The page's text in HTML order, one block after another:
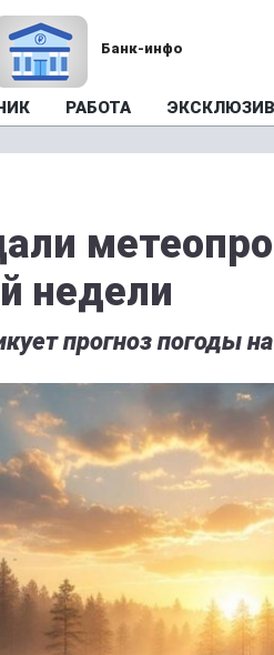
Банк-инфо
РАБОТА ЭКСКЛЮЗИВ
недели
прогноз погоды